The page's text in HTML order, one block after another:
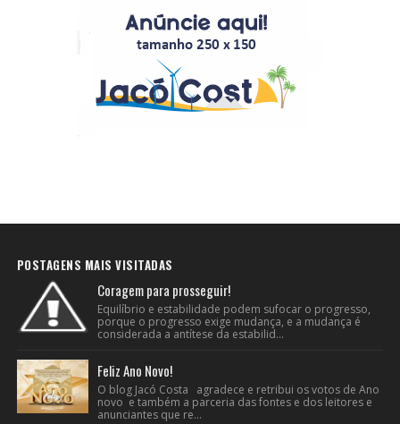
POSTAGENS MAIS VISITADAS
Coragem para prosseguir!
Equilíbrio e estabilidade podem sufocar o progresso,
porque o progresso exige mudança, e a mudança é
considerada a antítese da estabilid...
Feliz Ano Novo!
O blog Jacó Costa agradece e retribui os votos de Ano
novo e também a parceria das fontes e dos leitores e
anunciantes que re...